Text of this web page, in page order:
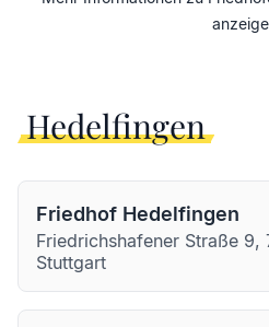
Hedelfingen
Friedhof Hedelfingen
Friedrichshafener Straße 9,
Stuttgart